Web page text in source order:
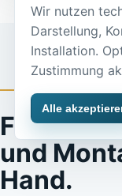
und
Hand.
Wir nutzen
Darstellung,
Installation.
Zustimmung
Alle